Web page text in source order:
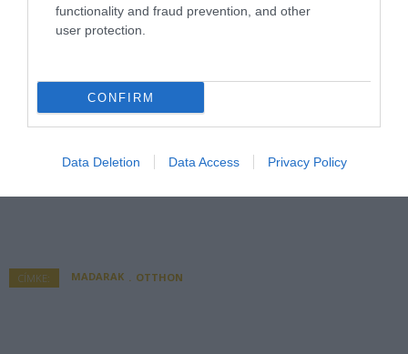
functionality and fraud prevention, and other
user protection.
CONFIRM
Data Deletion Data Access Privacy Policy
CÍMKE: MADARAK OTTHON